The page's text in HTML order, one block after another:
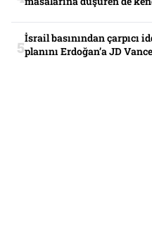
İsrail basınından çarpıcı
planını Erdoğan’a JD